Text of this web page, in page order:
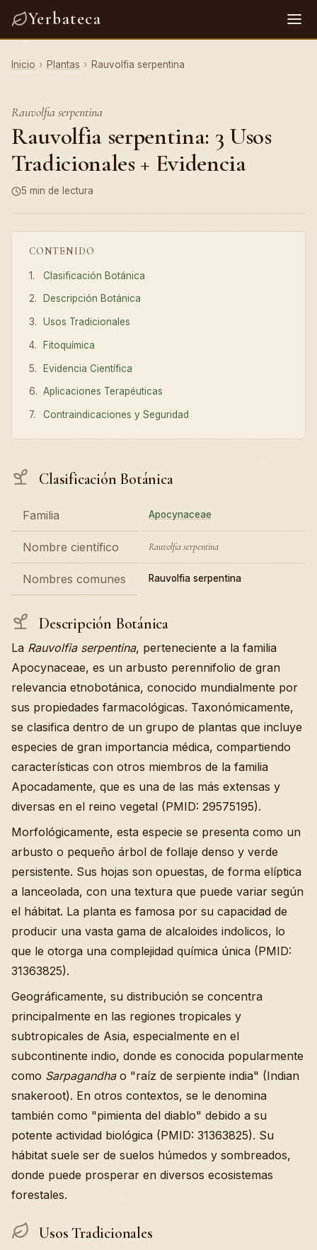
Yerbateca
Inicio › Plantas › Rauvolfia serpentina
Rauvolfia serpentina
Rauvolfia serpentina: 3 Usos
Tradicionales + Evidencia
5 min de lectura
CONTENIDO
Clasificación Botánica
Descripción Botánica
Usos Tradicionales
Fitoquímica
Evidencia Científica
Aplicaciones Terapéuticas
Contraindicaciones y Seguridad
Clasificación Botánica
Familia Apocynaceae
Nombre científico Rauvolfia serpentina
Nombres comunes Rauvolfia serpentina
Descripción Botánica
La Rauvolfia serpentina, perteneciente a la familia
Apocynaceae, es un arbusto perennifolio de gran
relevancia etnobotánica, conocido mundialmente por
sus propiedades farmacológicas. Taxonómicamente,
se clasifica dentro de un grupo de plantas que incluye
especies de gran importancia médica, compartiendo
características con otros miembros de la familia
Apocadamente, que es una de las más extensas y
diversas en el reino vegetal (PMID: 29575195).
Morfológicamente, esta especie se presenta como un
arbusto o pequeño árbol de follaje denso y verde
persistente. Sus hojas son opuestas, de forma elíptica
a lanceolada, con una textura que puede variar según
el hábitat. La planta es famosa por su capacidad de
producir una vasta gama de alcaloides indolicos, lo
que le otorga una complejidad química única (PMID:
31363825).
Geográficamente, su distribución se concentra
principalmente en las regiones tropicales y
subtropicales de Asia, especialmente en el
subcontinente indio, donde es conocida popularmente
como Sarpagandhao "raíz de serpiente india" (Indian
snakeroot). En otros contextos, se le denomina
también como "pimienta del diablo" debido a su
potente actividad biológica (PMID: 31363825). Su
hábitat suele ser de suelos húmedos y sombreados,
donde puede prosperar en diversos ecosistemas
forestales.
Usos Tradicionales